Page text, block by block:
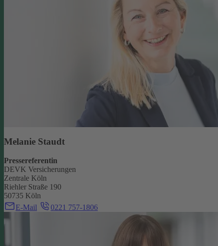
Melanie Staudt
Pressereferentin
DEVK Versicherungen
Zentrale Köln
Riehler Straße 190
50735 Köln
E-Mail
0221 757-1806